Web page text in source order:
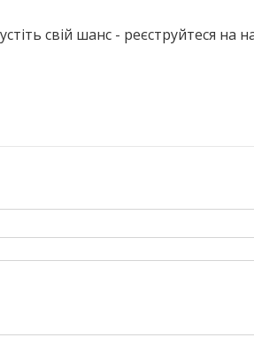
свій шанс - реєструйтеся на